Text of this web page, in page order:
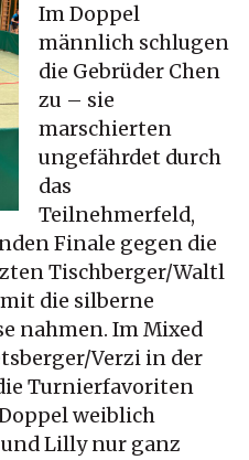
Im Doppel
männlich schlugen
die Gebrüder Chen
zu – sie
marschierten
ungefährdet durch
das
Teilnehmerfeld,
Finale gegen die
Tischberger/Waltl
die silberne
nahmen. Im Mixed
Verzi in der
Turnierfavoriten
weiblich
Lilly nur ganz